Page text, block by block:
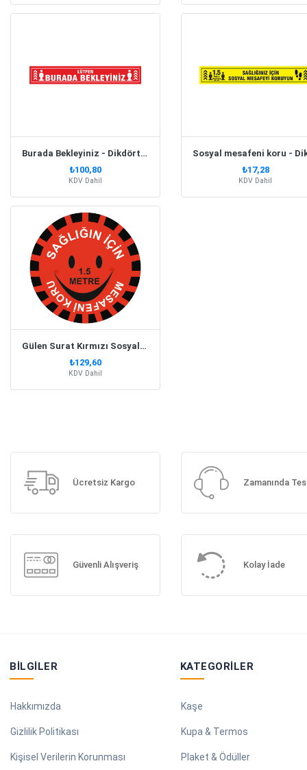
Burada Bekleyiniz - Dikdörtgen
₺100,80
KDV Dahil
₺17,28
KDV Dahil
Gülen Surat Kırmızı Sosyal Mesafe
₺129,60
KDV Dahil
Ücretsiz Kargo Zamanında
Güvenli Alışveriş Kolay İade
BILGILER
Hakkımızda
Gizlilik Politikası
Kişisel Verilerin Korunması
KATEGORILER
Kaşe
Kupa & Termos
Plaket & Ödüller